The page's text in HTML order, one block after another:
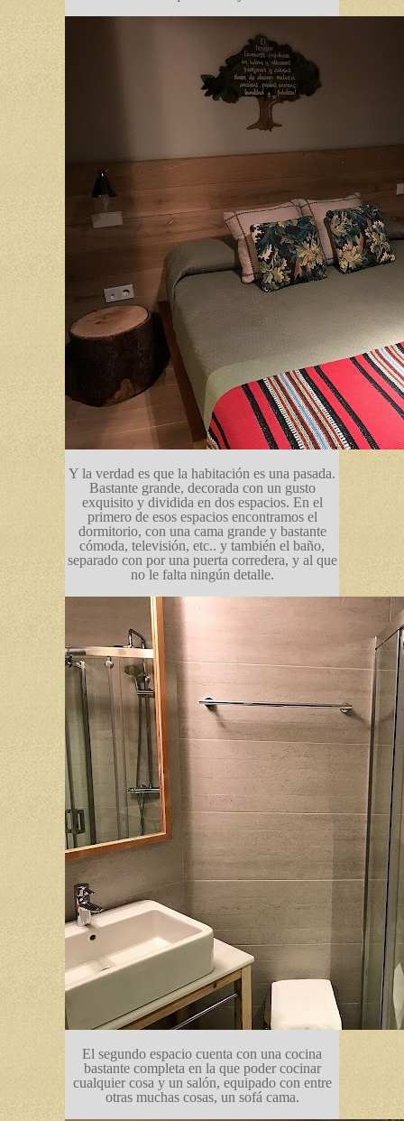
Y la verdad es que la habitación es una pasada.
Bastante grande, decorada con un gusto
exquisito y dividida en dos espacios. En el
primero de esos espacios encontramos el
dormitorio, con una cama grande y bastante
cómoda, televisión, etc.. y también el baño,
separado con por una puerta corredera, y al que
no le falta ningún detalle.
El segundo espacio cuenta con una cocina
bastante completa en la que poder cocinar
cualquier cosa y un salón, equipado con entre
otras muchas cosas, un sofá cama.